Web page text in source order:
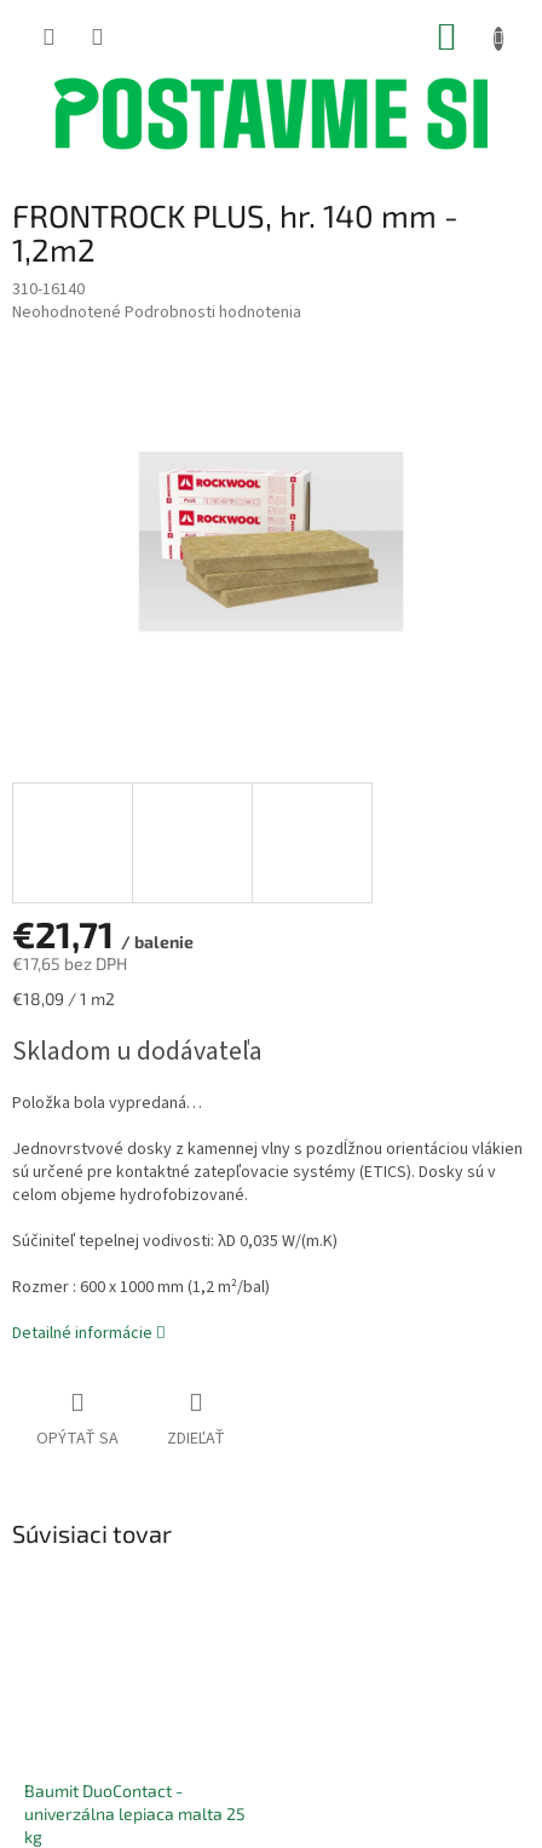
FRONTROCK PLUS, hr. 140 mm -
1,2m2
310-16140
Priemerné
Neohodnotené Podrobnosti hodnotenia
€21,71 / balenie
€17,65 bez DPH
Jednotková
€18,09 / 1 m2
Skladom u dodávateľa
Položka bola vypredaná…
Jednovrstvové dosky z kamennej vlny s pozdĺžnou orientáciou vlákien
sú určené pre kontaktné zatepľovacie systémy (ETICS). Dosky sú v
celom objeme hydrofobizované.
Súčiniteľ tepelnej vodivosti: λD 0,035 W/(m.K)
Rozmer : 600 x 1000 mm (1,2 m²/bal)
Detailné informácie
OPÝTAŤ SA ZDIEĽAŤ
Súvisiaci tovar
Baumit DuoContact -
univerzálna lepiaca malta 25
kg